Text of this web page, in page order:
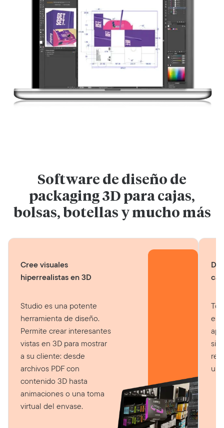
Software de diseño de
packaging 3D para cajas,
bolsas, botellas y mucho más
Cree visuales
hiperrealistas en 3D
Studio es una potente
herramienta de diseño.
Permite crear interesantes
vistas en 3D para mostrar
a su cliente: desde
archivos PDF con
contenido 3D hasta
animaciones o una toma
virtual del envase.
es